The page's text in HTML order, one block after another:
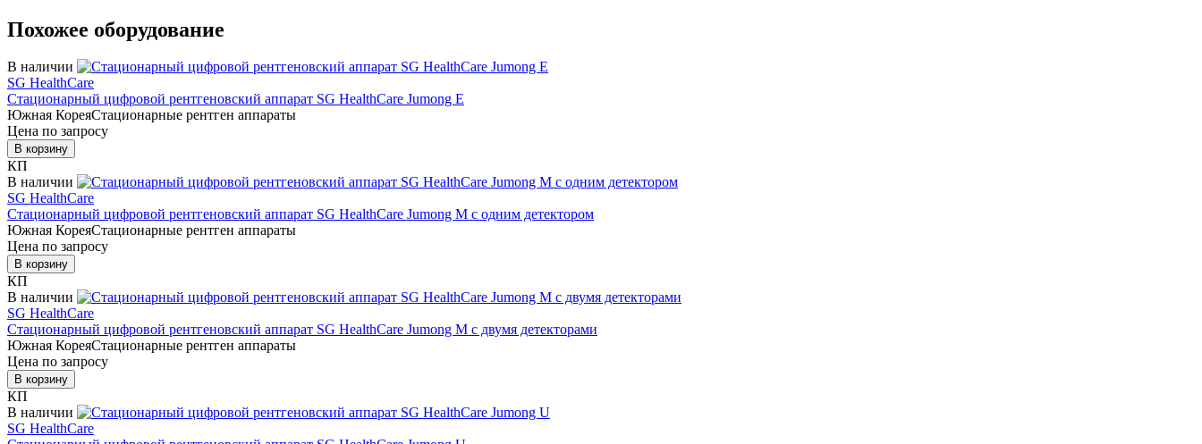
Похожее оборудование
В наличии
SG HealthCare
Стационарный цифровой рентгеновский аппарат SG HealthCare Jumong E
Южная КореяСтационарные рентген аппараты
Цена по запросу
В корзину
КП
В наличии
SG HealthCare
Стационарный цифровой рентгеновский аппарат SG HealthCare Jumong M с одним детектором
Южная КореяСтационарные рентген аппараты
Цена по запросу
В корзину
КП
В наличии
SG HealthCare
Стационарный цифровой рентгеновский аппарат SG HealthCare Jumong M с двумя детекторами
Южная КореяСтационарные рентген аппараты
Цена по запросу
В корзину
КП
В наличии
SG HealthCare